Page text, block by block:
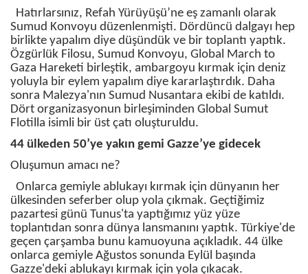
Hatırlarsınız, Refah Yürüyüşü’ne eş zamanlı olarak
Sumud Konvoyu düzenlenmişti. Dördüncü dalgayı hep
birlikte yapalım diye düşündük ve bir toplantı yaptık.
Özgürlük Filosu, Sumud Konvoyu, Global March to
Gaza Hareketi birleştik, ambargoyu kırmak için deniz
yoluyla bir eylem yapalım diye kararlaştırdık. Daha
sonra Malezya'nın Sumud Nusantara ekibi de katıldı.
Dört organizasyonun birleşiminden Global Sumut
Flotilla isimli bir üst çatı oluşturuldu.
44 ülkeden 50’ye yakın gemi Gazze’ye gidecek
Oluşumun amacı ne?
Onlarca gemiyle ablukayı kırmak için dünyanın her
ülkesinden seferber olup yola çıkmak. Geçtiğimiz
pazartesi günü Tunus'ta yaptığımız yüz yüze
toplantıdan sonra dünya lansmanını yaptık. Türkiye'de
geçen çarşamba bunu kamuoyuna açıkladık. 44 ülke
onlarca gemiyle Ağustos sonunda Eylül başında
Gazze'deki ablukayı kırmak için yola çıkacak.